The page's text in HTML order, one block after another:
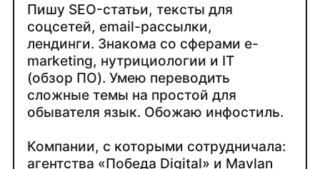
Пишу SEO-статьи, тексты для
соцсетей, email-рассылки,
лендинги. Знакома со сферами e-
marketing, нутрициологии и IT
(обзор ПО). Умею переводить
сложные темы на простой для
обывателя язык. Обожаю инфостиль.
Компании, с которыми сотрудничала:
агентства «Победа Digital» и Mavlan